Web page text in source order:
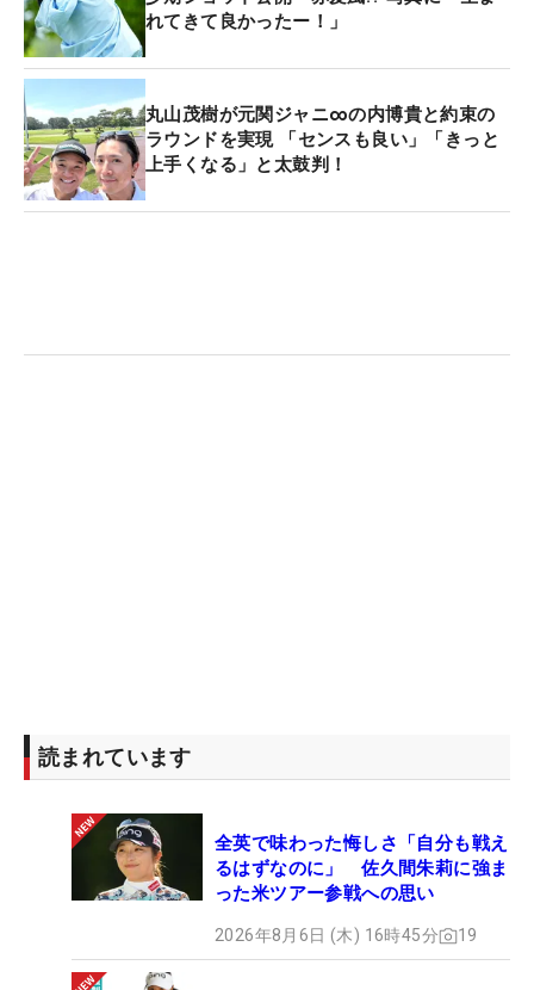
れてきて良かったー！」
丸山茂樹が元関ジャニ∞の内博貴と約束の
ラウンドを実現 「センスも良い」「きっと
上手くなる」と太鼓判！
読まれています
全英で味わった悔しさ「自分も戦え
るはずなのに」 佐久間朱莉に強ま
った米ツアー参戦への思い
2026年8月6日 (木) 16時45分 19